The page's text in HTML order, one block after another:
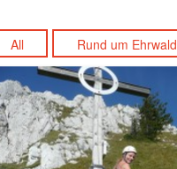
All Rund um Ehrwald